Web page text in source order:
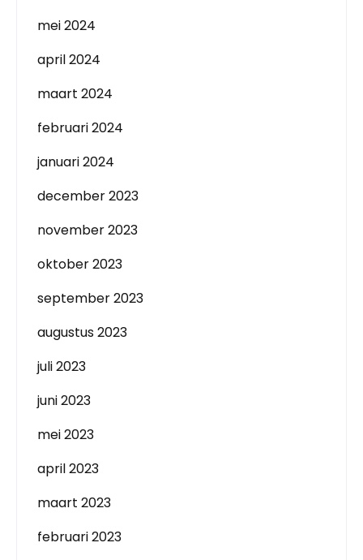
mei 2024
april 2024
maart 2024
februari 2024
januari 2024
december 2023
november 2023
oktober 2023
september 2023
augustus 2023
juli 2023
juni 2023
mei 2023
april 2023
maart 2023
februari 2023